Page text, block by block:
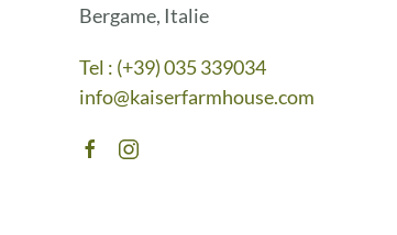
Bergame, Italie
Tel : (+39) 035 339034
info@kaiserfarmhouse.com